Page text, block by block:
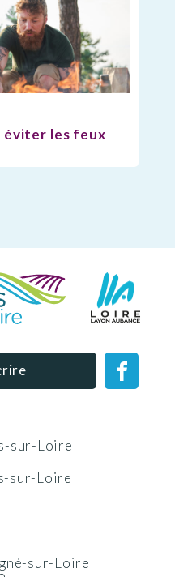
éviter les feux
sur-Loire
sur-Loire
sur-Loire